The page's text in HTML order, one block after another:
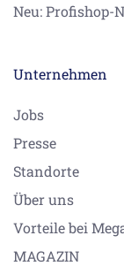
Neu: Profishop-
Unternehmen
Jobs
Presse
Standorte
Über uns
Vorteile bei
MAGAZIN